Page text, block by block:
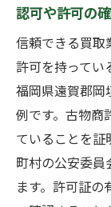
認可や許可の
信頼できる買取
許可を持ってい
福岡県遠賀郡岡
例です。古物商
ていることを証
町村の公安委
ます。許可証